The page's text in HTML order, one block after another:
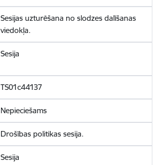
Sesijas uzturēšana no slodzes dalīšanas
viedokļa.
Sesija
TS01c44137
Nepieciešams
Drošības politikas sesija.
Sesija